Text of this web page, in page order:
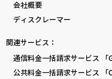
会社概要
ディスクレーマー
関連サービス：
通信料金一括請求サービス 「
公共料金一括請求サービス 「